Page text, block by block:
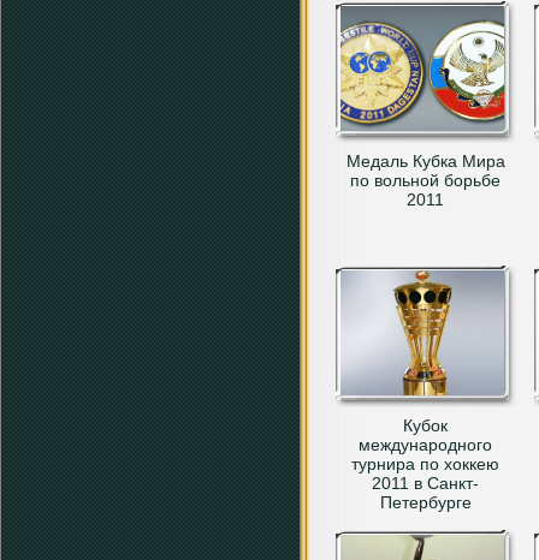
Медаль Кубка Мира
по вольной борьбе
2011
Кубок
международного
турнира по хоккею
2011 в Санкт-
Петербурге